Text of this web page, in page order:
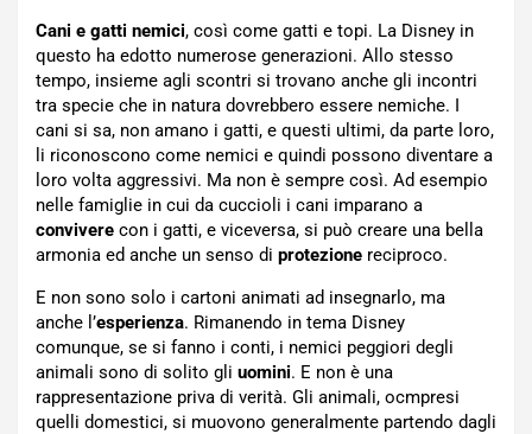
Cani e gatti nemici, così come gatti e topi. La Disney in
questo ha edotto numerose generazioni. Allo stesso
tempo, insieme agli scontri si trovano anche gli incontri
tra specie che in natura dovrebbero essere nemiche. I
cani si sa, non amano i gatti, e questi ultimi, da parte loro,
li riconoscono come nemici e quindi possono diventare a
loro volta aggressivi. Ma non è sempre così. Ad esempio
nelle famiglie in cui da cuccioli i cani imparano a
convivere con i gatti, e viceversa, si può creare una bella
armonia ed anche un senso di protezione reciproco.
E non sono solo i cartoni animati ad insegnarlo, ma
anche l’esperienza. Rimanendo in tema Disney
comunque, se si fanno i conti, i nemici peggiori degli
animali sono di solito gli uomini. E non è una
rappresentazione priva di verità. Gli animali, ocmpresi
quelli domestici, si muovono generalmente partendo dagli